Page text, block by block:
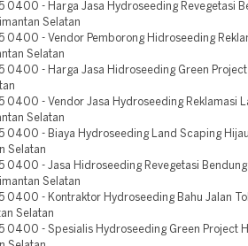
0400 - Harga Jasa Hydroseeding Revegetasi
Selatan
0400 - Vendor Pemborong Hidroseeding
Selatan
0400 - Harga Jasa Hidroseeding Green
0400 - Vendor Jasa Hydroseeding Reklamasi
Selatan
0400 - Biaya Hydroseeding Land Scaping
Selatan
0400 - Jasa Hidroseeding Revegetasi
Selatan
0400 - Kontraktor Hydroseeding Bahu Jalan
Selatan
0400 - Spesialis Hydroseeding Green Project